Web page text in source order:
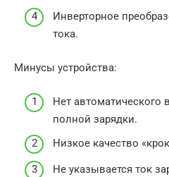
Инверторное
тока.
Минусы устройства:
Нет
полной зарядки.
Низкое качество
Не указывается ток